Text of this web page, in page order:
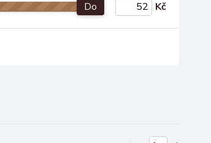
Do Kč